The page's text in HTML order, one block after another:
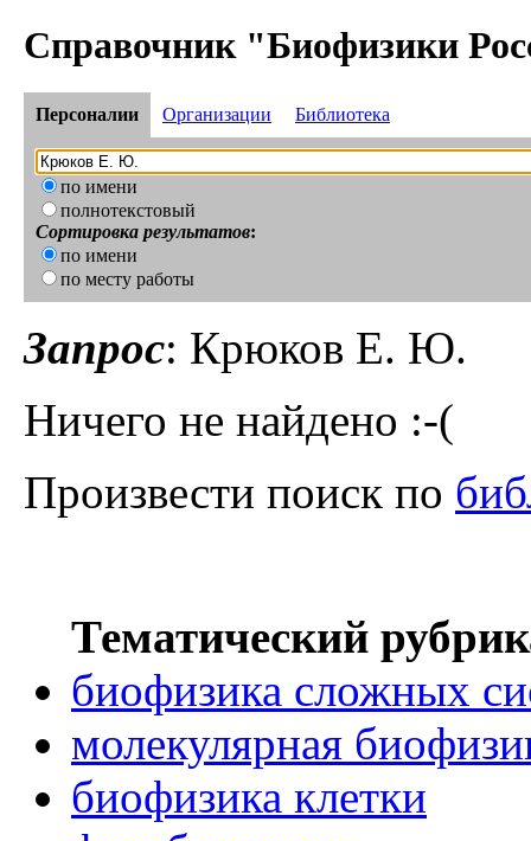
Справочник "Биофизики
Персоналии Организации Библиотека
по имени
полнотекстовый
Сортировка результатов:
по имени
по месту работы
Запрос: Крюков Е. Ю.
Ничего не найдено :-(
Произвести поиск по
Тематический
биофизика сложных
молекулярная
биофизика клетки